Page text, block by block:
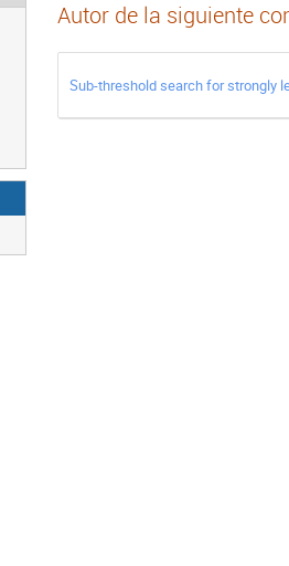
Autor de la siguiente
Sub-threshold search for strongly